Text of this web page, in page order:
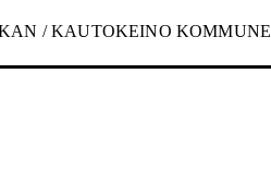
/ KAUTOKEINO KOMMUNE